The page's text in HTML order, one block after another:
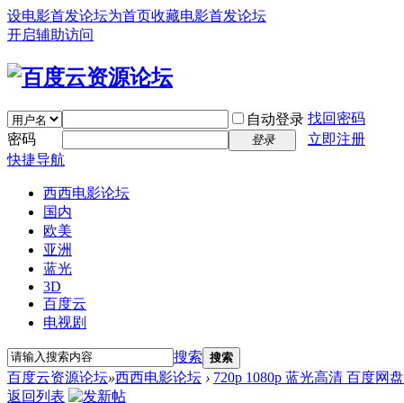
设电影首发论坛为首页收藏电影首发论坛
开启辅助访问
自动登录 找回密码
密码
登录
立即注册
快捷导航
西西电影论坛
国内
欧美
亚洲
蓝光
3D
百度云
电视剧
搜索 搜索
百度云资源论坛»西西电影论坛 › 720p 1080p 蓝光高清 百度网盘
返回列表